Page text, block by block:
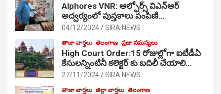
Alphores VNR: ఆల్ఫోర్స్ విఎన్ఆర్
అద్వర్యంలో పుస్తకాలు పంపిణి…
04/12/2024 SIRA NEWS
తాజా వార్తలు తెలంగాణ ప్రజా సమస్యలు
High Court Order:15 రోజుల్లోగా ఐటీడీఏ
కేసులన్నింటినీ కలెక్టర్ కు బదిలీ చేయాలి…
27/11/2024 SIRA NEWS
తాజా వార్తలు జిల్లా వార్తలు తెలంగాణ